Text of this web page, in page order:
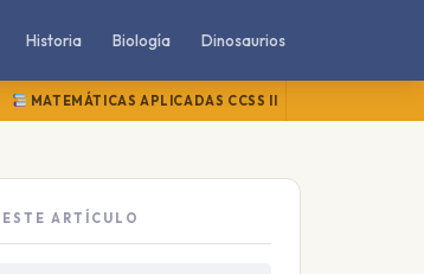
Historia Biología Dinosaurios
MATEMÁTICAS APLICADAS CCSS II
ESTE ARTÍCULO